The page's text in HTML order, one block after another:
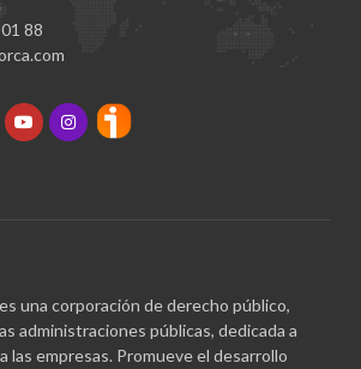
88
una corporación de derecho público,
administraciones públicas, dedicada a
las empresas. Promueve el desarrollo